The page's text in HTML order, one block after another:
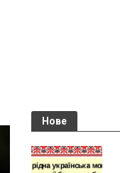
Нове